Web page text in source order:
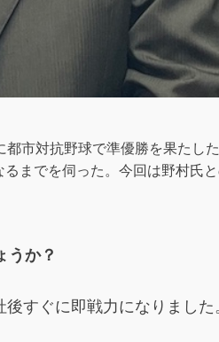
市対抗野球で準優勝を果たし
でを伺った。今回は野村氏
か？
すぐに即戦力になりまし